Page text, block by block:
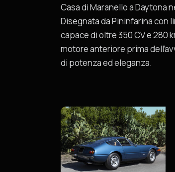
Casa di Maranello a Daytona
Disegnata da Pininfarina con
capace di oltre 350 CV e 280
motore anteriore prima
di potenza ed eleganza.